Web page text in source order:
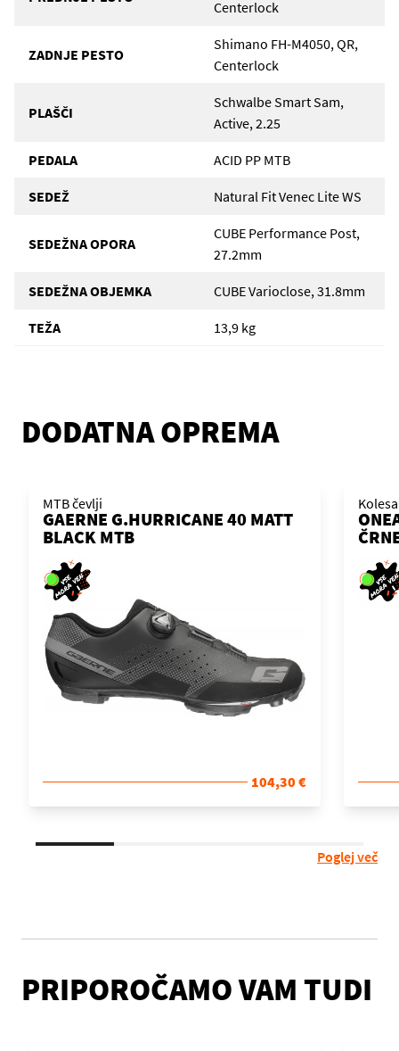
Centerlock
ZADNJE PESTO
Shimano FH-M4050, QR,
Centerlock
PLAŠČI
Schwalbe Smart Sam,
Active, 2.25
PEDALA ACID PP MTB
SEDEŽ Natural Fit Venec Lite WS
SEDEŽNA OPORA
CUBE Performance Post,
27.2mm
SEDEŽNA OBJEMKA CUBE Varioclose, 31.8mm
TEŽA 13,9 kg
DODATNA OPREMA
MTB čevlji
GAERNE G.HURRICANE 40 MATT
BLACK MTB
104,30 €
Poglej več
PRIPOROČAMO VAM TUDI